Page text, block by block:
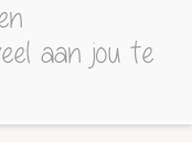
aan jou te